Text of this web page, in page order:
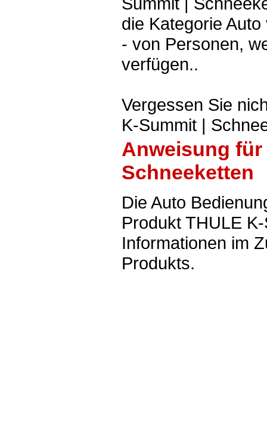
die Kategorie
- von Personen,
verfügen..
Vergessen Sie
K-Summit |
Anweisung für
Schneeketten
Die Auto
Produkt THULE
Informationen im
Produkts.